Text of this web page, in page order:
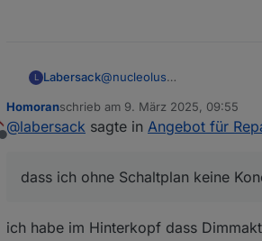
L Labersack@nucleolus
Das sind dann die, wo ich
Da du ja aber offensichtlich
diese geringere
Offline
Homoranschrieb am 9. März 2025, 09:55
zuletzt editiert von
@labersack sagte in Angebot für
dass ich ohne Schaltplan keine
ich habe im Hinterkopf dass